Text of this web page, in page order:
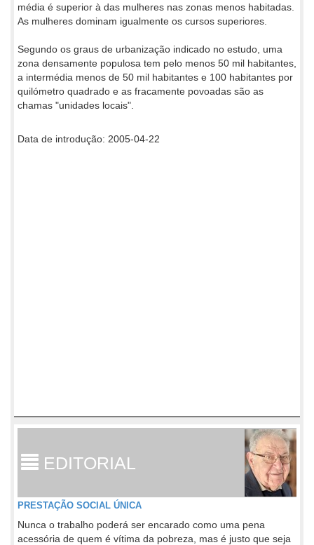
média é superior à das mulheres nas zonas menos habitadas.
As mulheres dominam igualmente os cursos superiores.
Segundo os graus de urbanização indicado no estudo, uma
zona densamente populosa tem pelo menos 50 mil habitantes,
a intermédia menos de 50 mil habitantes e 100 habitantes por
quilómetro quadrado e as fracamente povoadas são as
chamas "unidades locais".
Data de introdução: 2005-04-22
EDITORIAL
PRESTAÇÃO SOCIAL ÚNICA
Nunca o trabalho poderá ser encarado como uma pena
acessória de quem é vítima da pobreza, mas é justo que seja